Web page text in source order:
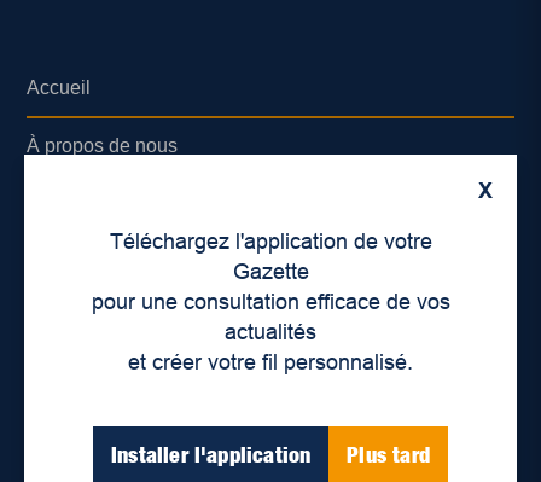
X
Téléchargez l'application de votre
Gazette
pour une consultation efficace de vos
actualités
et créer votre fil personnalisé.
Installer l'application Plus tard
Accueil
À propos de nous
Lieux de distribution